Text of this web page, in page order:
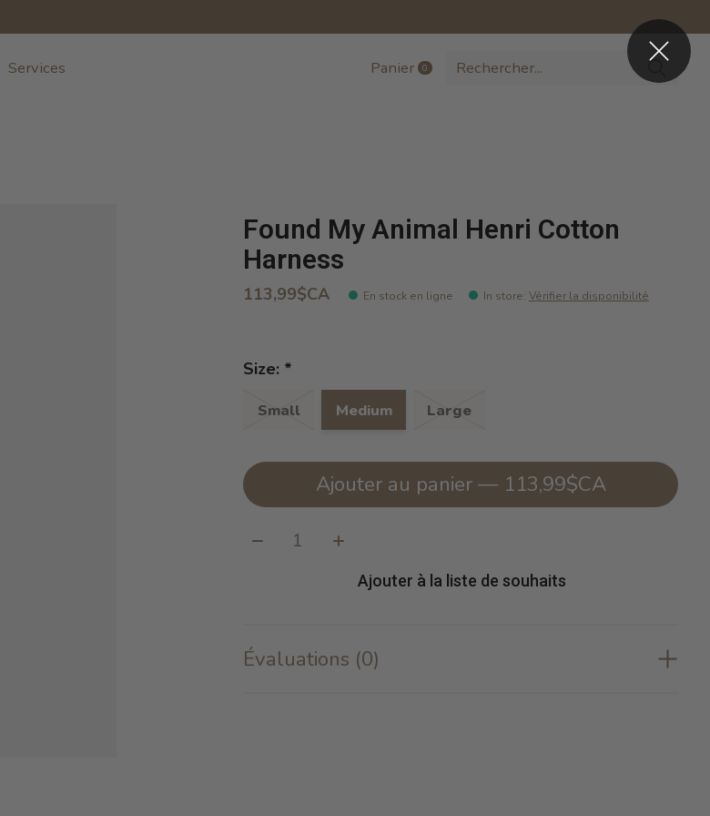
Services Panier 0items
Found My Animal Henri Cotton
Harness
113,99$CA En stock en ligne In store: Vérifier la disponibilité
Size: *
Small Medium Large
Ajouter au panier — 113,99$CA
Quantité:
Ajouter à la liste de souhaits
Évaluations (0)